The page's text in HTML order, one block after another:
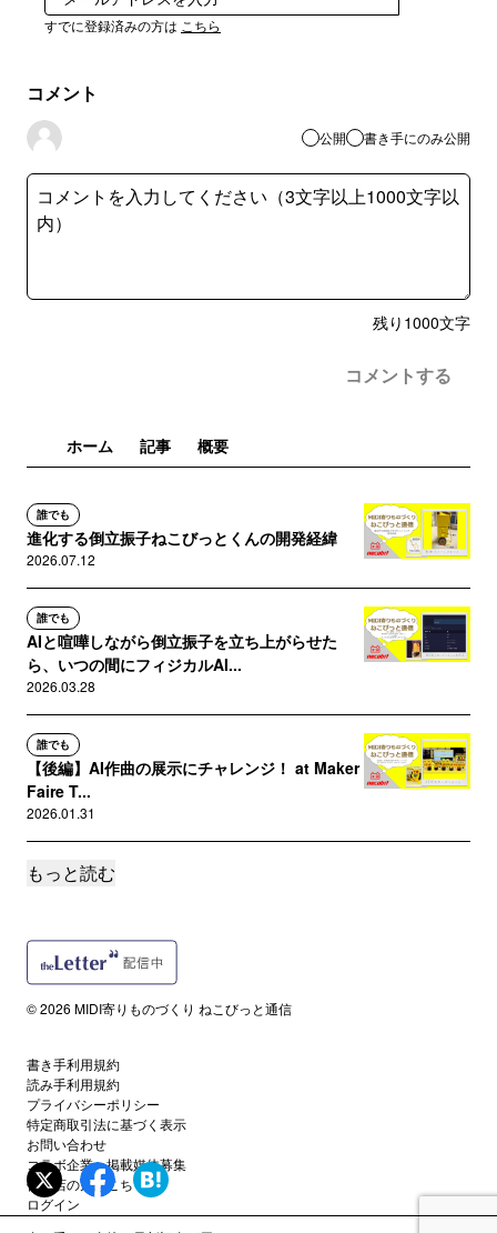
すでに登録済みの方は こちら
コメント
公開 書き手にのみ公開
残り 1000文字
コメントする
ホーム 記事 概要
誰でも
進化する倒立振子ねこびっとくんの開発経緯
2026.07.12
誰でも
AIと喧嘩しながら倒立振子を立ち上がらせた
ら、いつの間にフィジカルAI...
2026.03.28
誰でも
【後編】AI作曲の展示にチャレンジ！ at Maker
Faire T...
2026.01.31
誰でも
2025.11.15
人のプロダクトに参加する時、大事なこと
誰でも
KORG Gadget チョットワカルになった夏
2025.09.07
誰でも
ロボット運動会を見に北京に行ってきた
もっと読む
© 2026 MIDI寄りものづくり ねこびっと通信
書き手利用規約
読み手利用規約
プライバシーポリシー
特定商取引法に基づく表示
お問い合わせ
コラボ企業・掲載媒体募集
代理店の方はこちら
ログイン